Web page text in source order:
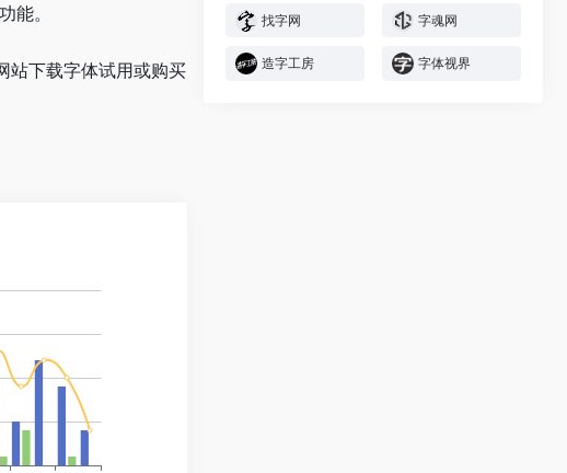
能。
站下载字体试用或购买
找字网 字魂网
造字工房 字体视界